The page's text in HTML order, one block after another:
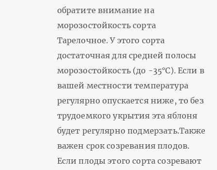
обратите внимание на
морозостойкость сорта
Тарелочное. У этого сорта
достаточная для средней полосы
морозостойкость (до -35°С). Если в
вашей местности температура
регулярно опускается ниже, то без
трудоемкого укрытия эта яблоня
будет регулярно подмерзать.Также
важен срок созревания плодов.
Если плоды этого сорта созревают